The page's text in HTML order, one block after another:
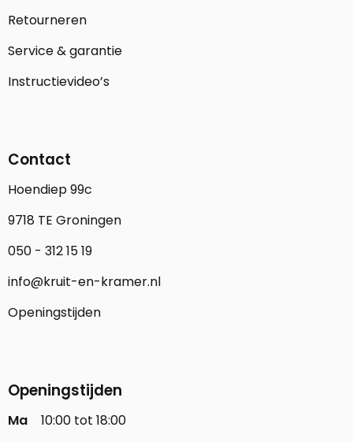
Retourneren
Service & garantie
Instructievideo’s
Contact
Hoendiep 99c
9718 TE Groningen
050 - 312 15 19
info@kruit-en-kramer.nl
Openingstijden
Openingstijden
Ma
10:00 tot 18:00